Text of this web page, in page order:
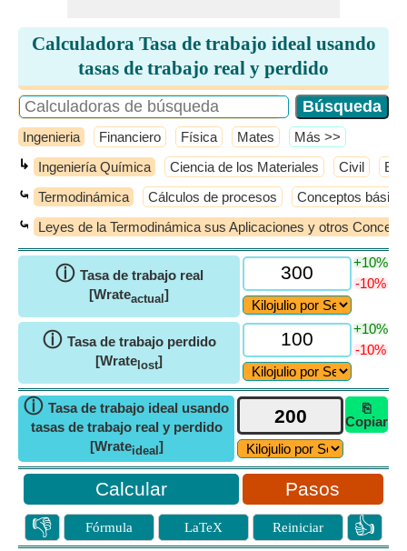
Calculadora Tasa de trabajo ideal usando
tasas de trabajo real y perdido
Ingenieria Financiero Física Mates ​Más >>
↳ Ingeniería Química Ciencia de los Materiales Civil
⤿ Termodinámica Cálculos de procesos Conceptos
⤿ Leyes de la Termodinámica sus Aplicaciones y otros
ⓘ Tasa de trabajo real
[Wrateactual ]
+10%
-10%
ⓘ Tasa de trabajo perdido
[Wrate lost]
+10%
-10%
ⓘ Tasa de trabajo ideal usando
tasas de trabajo real y perdido
[Wrateideal ]
⎘
Copiar
Pasos
👎 Fórmula LaTeX Reiniciar 👍